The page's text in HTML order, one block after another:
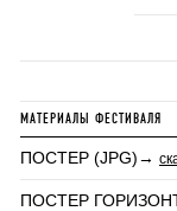
МАТЕРИАЛЫ ФЕСТИВАЛЯ
ПОСТЕР (JPG)→
ПОСТЕР